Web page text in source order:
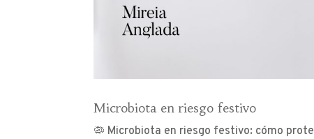
Microbiota en riesgo festivo
🦠 Microbiota en riesgo festivo: cómo